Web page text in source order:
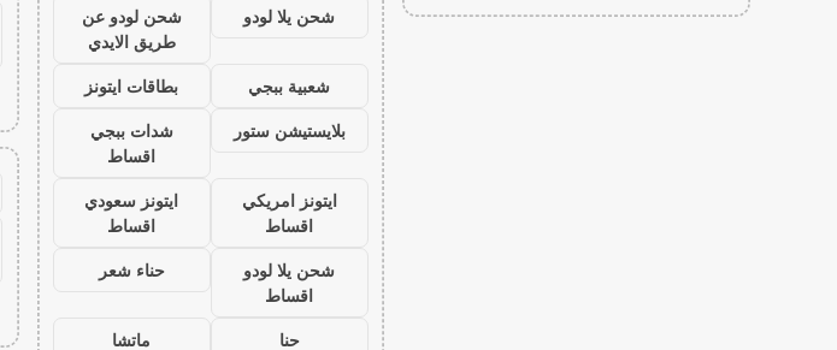
شحن يلا لودو
شحن لودو عن
طريق الايدي
شعبية ببجي
بطاقات ايتونز
بلايستيشن ستور
شدات ببجي
اقساط
ايتونز امريكي
اقساط
ايتونز سعودي
اقساط
شحن يلا لودو
اقساط
حناء شعر
حنا
ماتشا